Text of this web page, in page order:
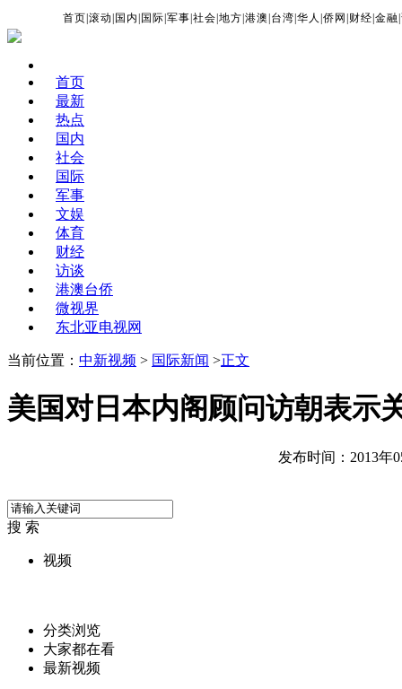
首页 |滚动 国内 国际 |军事 |社会 |地方 |港澳 台湾 |华人 |侨网 财经 |金融 |
首页
最新
热点
国内
社会
国际
军事
文娱
体育
财经
访谈
港澳台侨
微视界
东北亚电视网
当前位置： 中新视频 > 国际新闻 >正文
美国对日本内阁顾问访朝表示
发布时间：2013年
搜 索
视频
分类浏览
大家都在看
最新视频